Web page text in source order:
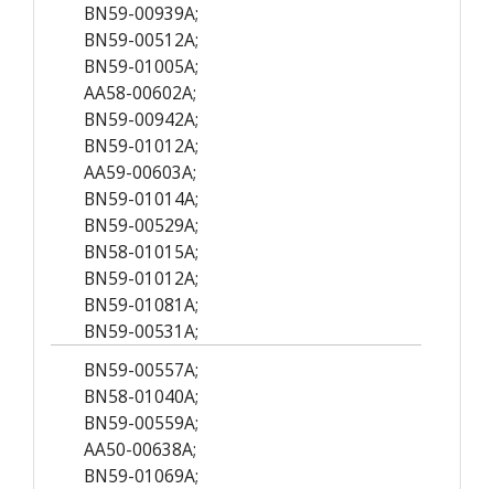
BN59-00939A;
BN59-00512A;
BN59-01005A;
AA58-00602A;
BN59-00942A;
BN59-01012A;
AA59-00603A;
BN59-01014A;
BN59-00529A;
BN58-01015A;
BN59-01012A;
BN59-01081A;
BN59-00531A;
BN59-00557A;
BN58-01040A;
BN59-00559A;
AA50-00638A;
BN59-01069A;